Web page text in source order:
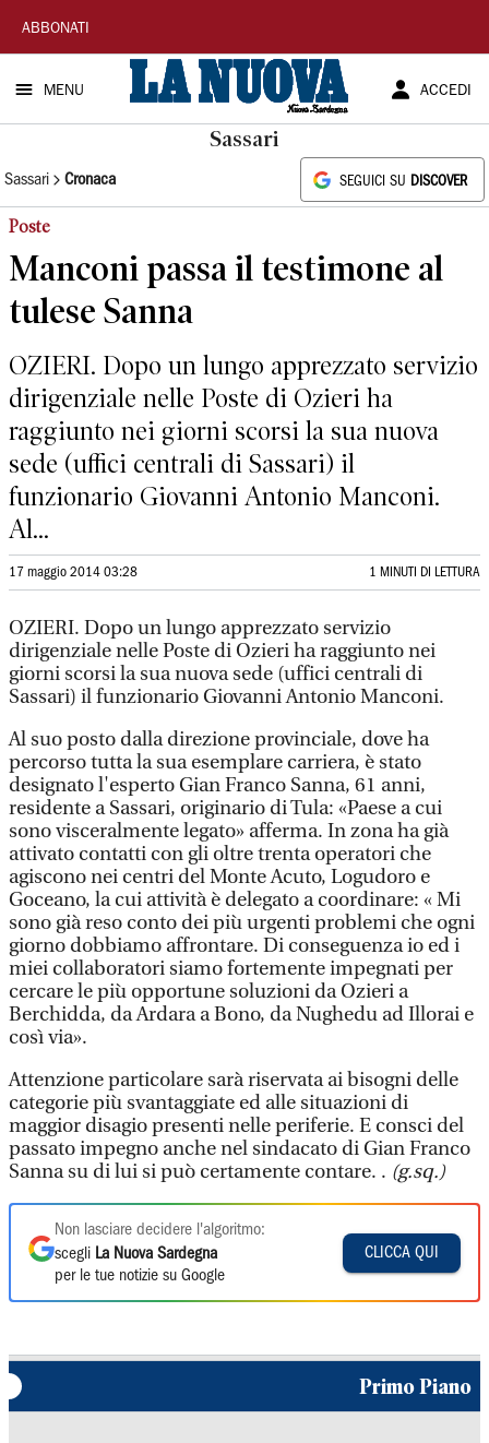
La
Nuova
Sardegna
ABBONATI
MENU ACCEDI
Sassari
Sassari Cronaca SEGUICI SU DISCOVER
Poste
Manconi passa il testimone al
tulese Sanna
OZIERI. Dopo un lungo apprezzato servizio
dirigenziale nelle Poste di Ozieri ha
raggiunto nei giorni scorsi la sua nuova
sede (uffici centrali di Sassari) il
funzionario Giovanni Antonio Manconi.
Al...
17 maggio 2014 03:28 1 MINUTI DI LETTURA
OZIERI. Dopo un lungo apprezzato servizio
dirigenziale nelle Poste di Ozieri ha raggiunto nei
giorni scorsi la sua nuova sede (uffici centrali di
Sassari) il funzionario Giovanni Antonio Manconi.
Al suo posto dalla direzione provinciale, dove ha
percorso tutta la sua esemplare carriera, è stato
designato l'esperto Gian Franco Sanna, 61 anni,
residente a Sassari, originario di Tula: «Paese a cui
sono visceralmente legato» afferma. In zona ha già
attivato contatti con gli oltre trenta operatori che
agiscono nei centri del Monte Acuto, Logudoro e
Goceano, la cui attività è delegato a coordinare: « Mi
sono già reso conto dei più urgenti problemi che ogni
giorno dobbiamo affrontare. Di conseguenza io ed i
miei collaboratori siamo fortemente impegnati per
cercare le più opportune soluzioni da Ozieri a
Berchidda, da Ardara a Bono, da Nughedu ad Illorai e
così via».
Attenzione particolare sarà riservata ai bisogni delle
categorie più svantaggiate ed alle situazioni di
maggior disagio presenti nelle periferie. E consci del
passato impegno anche nel sindacato di Gian Franco
Sanna su di lui si può certamente contare. . (g.sq.)
Non lasciare decidere l'algoritmo:
scegli La Nuova Sardegna
per le tue notizie su Google
CLICCA QUI
Primo Piano